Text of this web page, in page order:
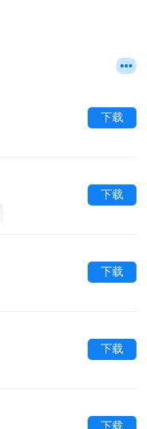
下载
下载
下载
下载
下载